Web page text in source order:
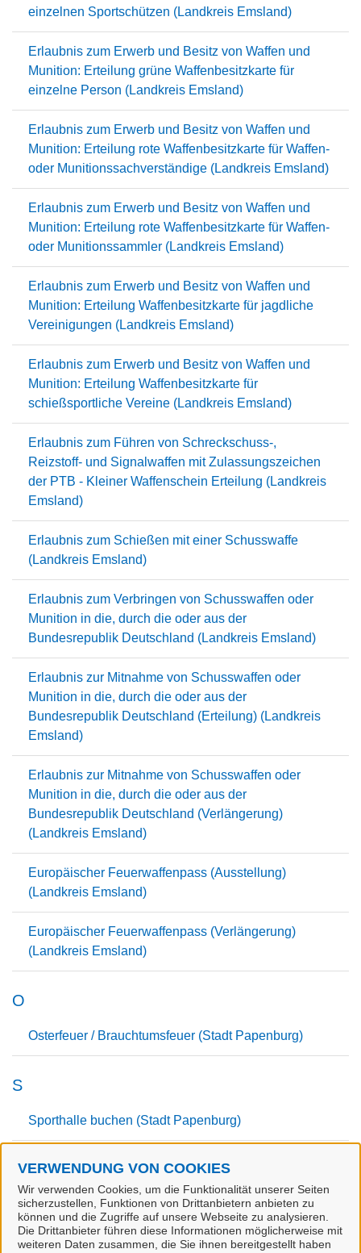
VERWENDUNG VON COOKIES
Wir verwenden Cookies, um die Funktionalität unserer Seiten
sicherzustellen, Funktionen von Drittanbietern anbieten zu
können und die Zugriffe auf unsere Webseite zu analysieren.
Die Drittanbieter führen diese Informationen möglicherweise mit
weiteren Daten zusammen, die Sie ihnen bereitgestellt haben
einzelnen Sportschützen (Landkreis Emsland)
Erlaubnis zum Erwerb und Besitz von Waffen und
Munition: Erteilung grüne Waffenbesitzkarte für
einzelne Person (Landkreis Emsland)
Erlaubnis zum Erwerb und Besitz von Waffen und
Munition: Erteilung rote Waffenbesitzkarte für Waffen-
oder Munitionssachverständige (Landkreis Emsland)
Erlaubnis zum Erwerb und Besitz von Waffen und
Munition: Erteilung rote Waffenbesitzkarte für Waffen-
oder Munitionssammler (Landkreis Emsland)
Erlaubnis zum Erwerb und Besitz von Waffen und
Munition: Erteilung Waffenbesitzkarte für jagdliche
Vereinigungen (Landkreis Emsland)
Erlaubnis zum Erwerb und Besitz von Waffen und
Munition: Erteilung Waffenbesitzkarte für
schießsportliche Vereine (Landkreis Emsland)
Erlaubnis zum Führen von Schreckschuss-,
Reizstoff- und Signalwaffen mit Zulassungszeichen
der PTB - Kleiner Waffenschein Erteilung (Landkreis
Emsland)
Erlaubnis zum Schießen mit einer Schusswaffe
(Landkreis Emsland)
Erlaubnis zum Verbringen von Schusswaffen oder
Munition in die, durch die oder aus der
Bundesrepublik Deutschland (Landkreis Emsland)
Erlaubnis zur Mitnahme von Schusswaffen oder
Munition in die, durch die oder aus der
Bundesrepublik Deutschland (Erteilung) (Landkreis
Emsland)
Erlaubnis zur Mitnahme von Schusswaffen oder
Munition in die, durch die oder aus der
Bundesrepublik Deutschland (Verlängerung)
(Landkreis Emsland)
Europäischer Feuerwaffenpass (Ausstellung)
(Landkreis Emsland)
Europäischer Feuerwaffenpass (Verlängerung)
(Landkreis Emsland)
O
Osterfeuer / Brauchtumsfeuer (Stadt Papenburg)
S
Sporthalle buchen (Stadt Papenburg)
T
Terminvereinbarung Jagd - und Waffenbehörde